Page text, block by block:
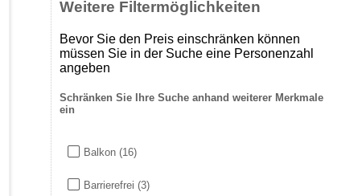
Weitere Filtermöglichkeiten
Bevor Sie den Preis einschränken können
müssen Sie in der Suche eine Personenzahl
angeben
Schränken Sie Ihre Suche anhand weiterer Merkmale
ein
Balkon (16)
Barrierefrei (3)